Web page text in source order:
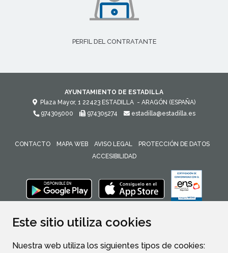
Este sitio utiliza cookies
Nuestra web utiliza los siguientes tipos de cookies:
PERFIL DEL CONTRATANTE
AYUNTAMIENTO DE ESTADILLA
Plaza Mayor, 1 22423 ESTADILLA - ARAGÓN (ESPAÑA)
974305000
974305274 estadilla@estadilla.es
CONTACTO MAPA WEB AVISO LEGAL
PROTECCIÓN DE DATOS
ACCESIBILIDAD